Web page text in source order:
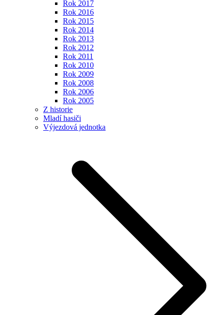
Rok 2017
Rok 2016
Rok 2015
Rok 2014
Rok 2013
Rok 2012
Rok 2011
Rok 2010
Rok 2009
Rok 2008
Rok 2006
Rok 2005
Z historie
Mladí hasiči
Výjezdová jednotka